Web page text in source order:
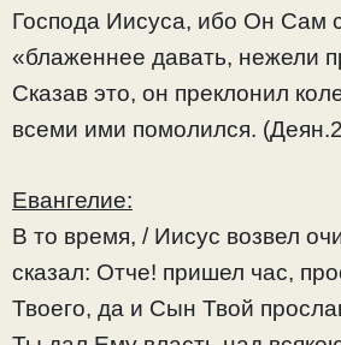
Господа Иисуса, ибо Он Сам
«блаженнее давать, нежели
Сказав это, он преклонил
всеми ими помолился.
Евангелие:
В то время, / Иисус возвел
сказал: Отче! пришел час,
Твоего, да и Сын Твой